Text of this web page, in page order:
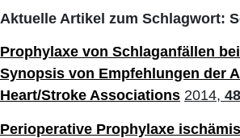
Aktuelle Artikel zum Schlagwort:
Prophylaxe von Schlaganfällen
Synopsis von Empfehlungen der
Heart/Stroke Associations 2014, 48
Perioperative Prophylaxe